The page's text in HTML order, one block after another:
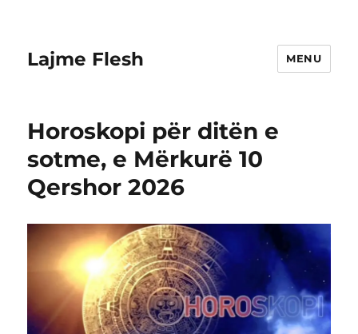
Lajme Flesh MENU
Horoskopi për ditën e
sotme, e Mërkurë 10
Qershor 2026